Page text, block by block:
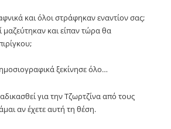
και όλοι στράφηκαν εναντίον σας;
μαζεύτηκαν και είπαν τώρα θα
ξεκίνησε όλο…
για την Τζωρτζίνα από τους
αν έχετε αυτή τη θέση.